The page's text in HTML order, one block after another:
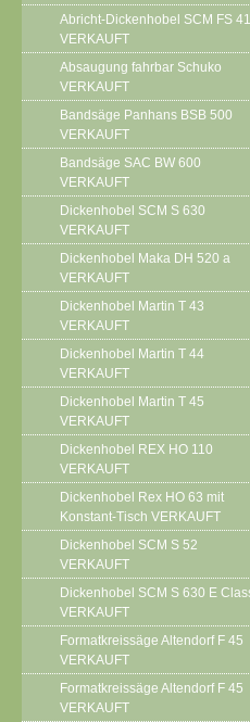
Abricht-Dickenhobel SCM FS
VERKAUFT
Absaugung fahrbar Schuko
VERKAUFT
Bandsäge Panhans BSB 500
VERKAUFT
Bandsäge SAC BW 600
VERKAUFT
Dickenhobel SCM S 630
VERKAUFT
Dickenhobel Maka DH 520 a
VERKAUFT
Dickenhobel Martin T 43
VERKAUFT
Dickenhobel Martin T 44
VERKAUFT
Dickenhobel Martin T 45
VERKAUFT
Dickenhobel REX HO 110
VERKAUFT
Dickenhobel Rex HO 63 mit
Konstant-Tisch VERKAUFT
Dickenhobel SCM S 52
VERKAUFT
Dickenhobel SCM S 630 E
VERKAUFT
Formatkreissäge Altendorf F 45
VERKAUFT
Formatkreissäge Altendorf F 45
VERKAUFT